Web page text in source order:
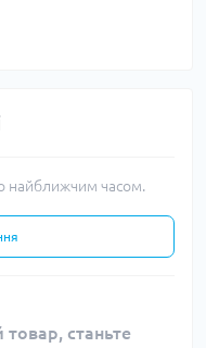
найближчим часом.
станьте